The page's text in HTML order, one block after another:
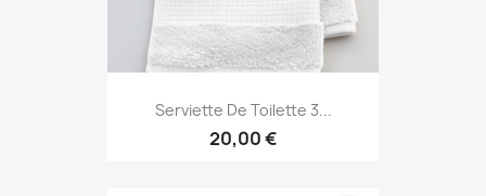
Serviette De Toilette 3...
20,00 €